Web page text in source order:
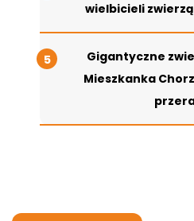
wielbicieli
Gigantyczne
Mieszkanka